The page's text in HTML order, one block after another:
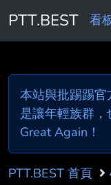
PTT.BEST 看
本站與批踢踢
是讓年輕族群
Great Again！
PTT.BEST 首頁